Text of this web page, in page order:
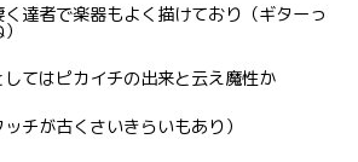
達者で楽器もよく描けており（ギターっ
てはピカイチの出来と云え魔性か
チが古くさいきらいもあり）